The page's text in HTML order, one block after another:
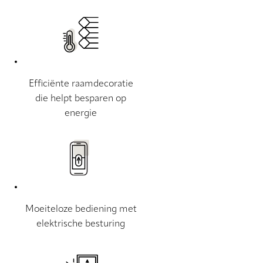
Efficiënte raamdecoratie
die helpt besparen op
energie
Moeiteloze bediening met
elektrische besturing